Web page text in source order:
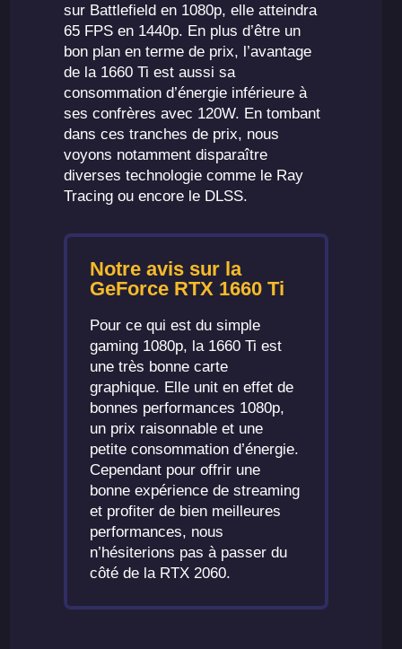
sur Battlefield en 1080p, elle atteindra
65 FPS en 1440p. En plus d’être un
bon plan en terme de prix, l’avantage
de la 1660 Ti est aussi sa
consommation d’énergie inférieure à
ses confrères avec 120W. En tombant
dans ces tranches de prix, nous
voyons notamment disparaître
diverses technologie comme le Ray
Tracing ou encore le DLSS.
Notre avis sur la
GeForce RTX 1660 Ti
Pour ce qui est du simple
gaming 1080p, la 1660 Ti est
une très bonne carte
graphique. Elle unit en effet de
bonnes performances 1080p,
un prix raisonnable et une
petite consommation d’énergie.
Cependant pour offrir une
bonne expérience de streaming
et profiter de bien meilleures
performances, nous
n’hésiterions pas à passer du
côté de la RTX 2060.